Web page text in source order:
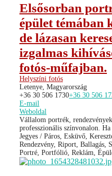
Elsősorban
épület témában
de lázasan
izgalmas
fotós-műfajban.
Helyszíni fotós
Letenye, Magyarország
+36 30 506 1730+36 30 506
E-mail
Weboldal
Vállalom portrék,
professzionális színvonalon. Ha
Jegyes / Páros, Esküvő,
Rendezvény, Riport, Ballagás,
Portré, Portfólió, Reklám,